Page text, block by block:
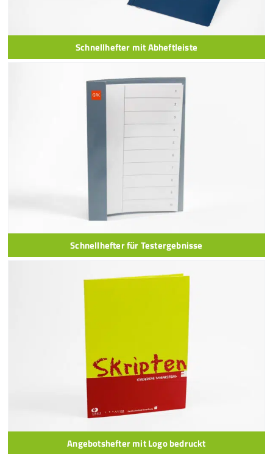
Schnellhefter mit Abheftleiste
Schnellhefter für Testergebnisse
Angebotshefter mit Logo bedruckt